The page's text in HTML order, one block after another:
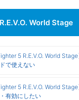
World Stage
5 R.E.V.O. World Stage
で使えない
5 R.E.V.O. World Stage
有効にしたい